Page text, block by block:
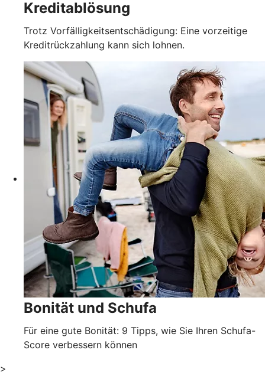
Kreditablösung
Trotz Vorfälligkeitsentschädigung: Eine vorzeitige
Kreditrückzahlung kann sich lohnen.
Bonität und Schufa
Für eine gute Bonität: 9 Tipps, wie Sie Ihren Schufa-
Score verbessern können
>